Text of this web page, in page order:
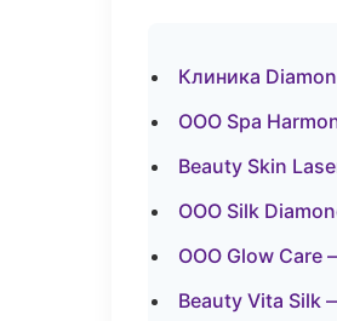
Клиника
ООО Spa
Beauty Skin
ООО Silk
ООО Glow Care
Beauty Vita Silk